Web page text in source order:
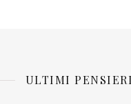
ULTIMI PENSIERI